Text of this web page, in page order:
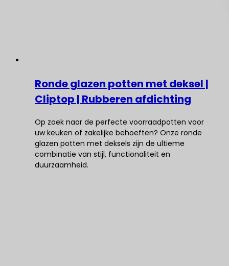
Ronde glazen potten met deksel |
Cliptop | Rubberen afdichting
Op zoek naar de perfecte voorraadpotten voor
uw keuken of zakelijke behoeften? Onze ronde
glazen potten met deksels zijn de ultieme
combinatie van stijl, functionaliteit en
duurzaamheid.